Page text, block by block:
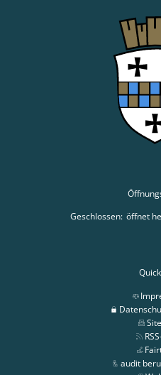
Klicken, um weitere
Geschlossen: öffnet
audit